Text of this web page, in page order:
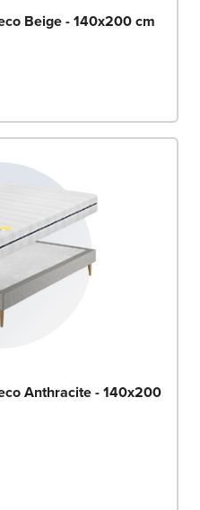
Beige - 140x200 cm
Anthracite - 140x200